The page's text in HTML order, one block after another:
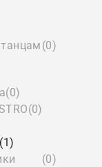
(0)
(0)
(0)
(1)
(0)